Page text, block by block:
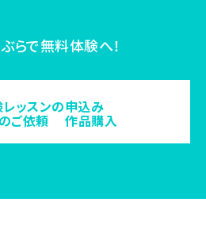
らで無料体験へ！
ッスンの申込み
のご依頼 作品購入